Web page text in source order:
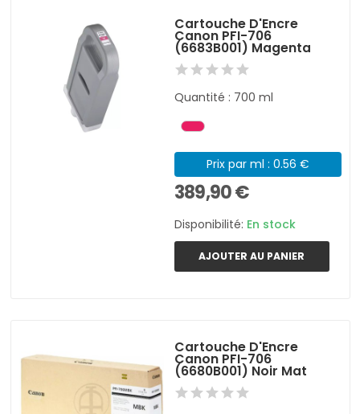
Cartouche D'Encre
Canon PFI-706
(6683B001) Magenta
Quantité : 700 ml
Prix par ml : 0.56 €
389,90 €
Disponibilité: En stock
AJOUTER AU PANIER
Cartouche D'Encre
Canon PFI-706
(6680B001) Noir Mat